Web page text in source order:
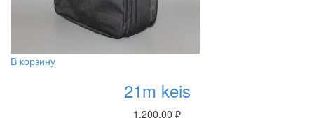
В корзину
21m keis
1,200.00 ₽